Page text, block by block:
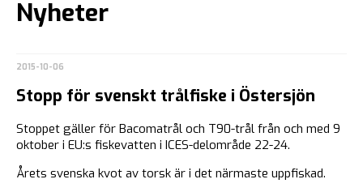
Nyheter
2015-10-06
Stopp för svenskt trålfiske i Östersjön
Stoppet gäller för Bacomatrål och T90-trål från och med 9
oktober i EU:s fiskevatten i ICES-delområde 22-24.
Årets svenska kvot av torsk är i det närmaste uppfiskad.